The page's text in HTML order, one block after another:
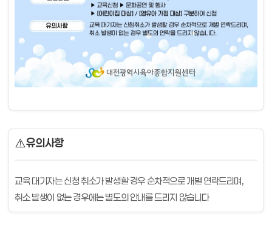
⚠️유의사항
교육 대기자는 신청 취소가 발생할 경우 순차적으로 개별 연락드리며,
취소 발생이 없는 경우에는 별도의 안내를 드리지 않습니다